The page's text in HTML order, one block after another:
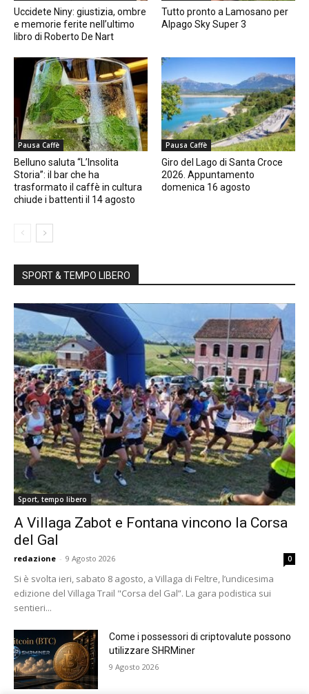
Uccidete Niny: giustizia, ombre
e memorie ferite nell’ultimo
libro di Roberto De Nart
Tutto pronto a Lamosano per
Alpago Sky Super 3
Pausa Caffè
Belluno saluta “L’Insolita
Storia”: il bar che ha
trasformato il caffè in cultura
chiude i battenti il 14 agosto
Pausa Caffè
Giro del Lago di Santa Croce
2026. Appuntamento
domenica 16 agosto
SPORT & TEMPO LIBERO
Sport, tempo libero
A Villaga Zabot e Fontana vincono la Corsa
del Gal
redazione - 9 Agosto 2026 0
Si è svolta ieri, sabato 8 agosto, a Villaga di Feltre, l’undicesima
edizione del Villaga Trail "Corsa del Gal”. La gara podistica sui
sentieri...
Come i possessori di criptovalute possono
utilizzare SHRMiner
9 Agosto 2026